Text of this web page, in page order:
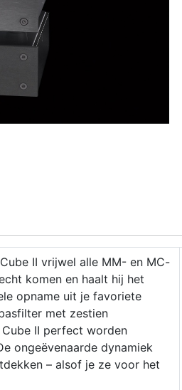
II vrijwel alle MM- en MC-
komen en haalt hij het
opname uit je favoriete
met zestien
II perfect worden
ongeëvenaarde dynamiek
– alsof je ze voor het